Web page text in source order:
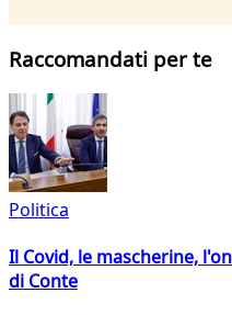
Raccomandati per te
Politica
Il Covid, le mascherine,
di Conte